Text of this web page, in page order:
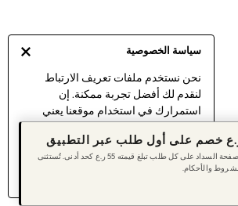
سياسة الخصوصية
نحن نستخدم ملفات تعريف الارتباط
لنقدم لك أفضل تجربة ممكنة. إن
استمرارك في استخدام موقعنا يعني
الارتباط.
اكتشف المزيد عن إدارة إعدادات ملفات
تعريف الارتباط (الكوكيز).
Women's
Women's
Linen
Tops
Cover Ups
يُطبق العرض تلقائيًا في صفحة السداد على كل طلب تبلغ قيمته 55 ر.ع كحد أدنى. تُستثنى
والأحكام.